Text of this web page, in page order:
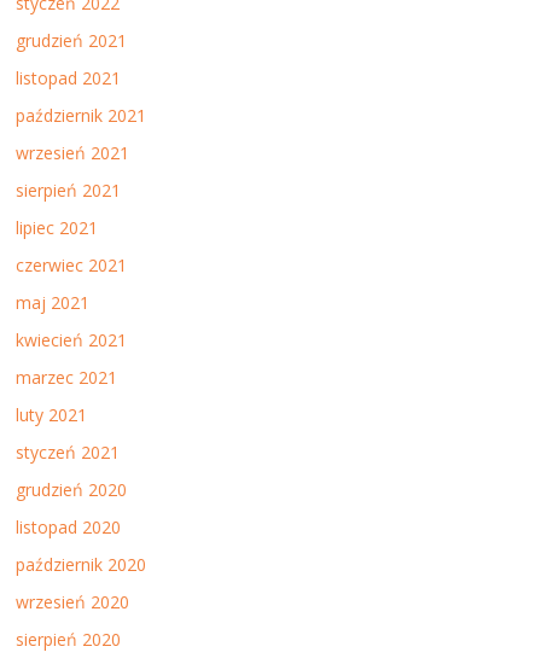
grudzień 2021
listopad 2021
październik 2021
wrzesień 2021
sierpień 2021
lipiec 2021
czerwiec 2021
maj 2021
kwiecień 2021
marzec 2021
luty 2021
styczeń 2021
grudzień 2020
listopad 2020
październik 2020
wrzesień 2020
sierpień 2020